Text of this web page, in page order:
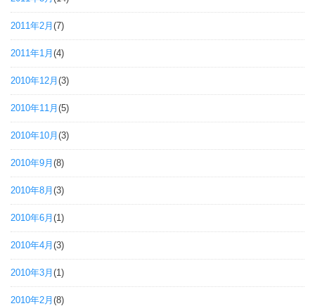
2011年2月 (7)
2011年1月 (4)
2010年12月 (3)
2010年11月 (5)
2010年10月 (3)
2010年9月 (8)
2010年8月 (3)
2010年6月 (1)
2010年4月 (3)
2010年3月 (1)
2010年2月 (8)